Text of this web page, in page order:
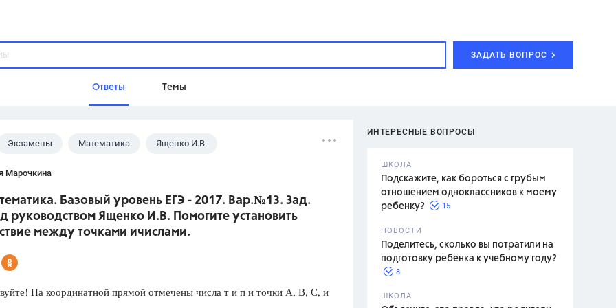
ЗАДАТЬ ВОПРОС
Ответы Темы
Домашнее задание
9 класс,
Разумовская М.М.,Габриелян О.С.,
ИНТЕРЕСНЫЕ ВОПРОСЫ
ШКОЛА
Подскажите, как бороться с грубым
отношением одноклассников к моему
ребенку?
15
НОВОСТИ
Поделитесь, сколько вы потратили на
подготовку ребенка к учебному году?
8
ШКОЛА
Экзамены Математика Ященко И.В.
Марочкина
Базовый уровень ЕГЭ - 2017. Вар.№13. Зад.
руководством Ященко И.В. Помогите установить
между точками ичислами.
На координатной прямой отмечены числа т и п и точки А, В, С, и